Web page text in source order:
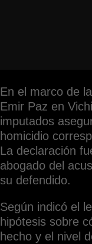
En el marco de
Emir Paz en
imputados
homicidio
La declaración
abogado del
su defendido.
Según indicó el
hipótesis sobre
hecho y el nivel